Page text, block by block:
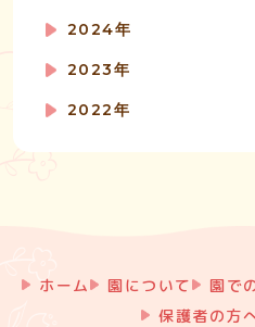
2024年
2023年
2022年
ホーム 園について 園で
保護者の方